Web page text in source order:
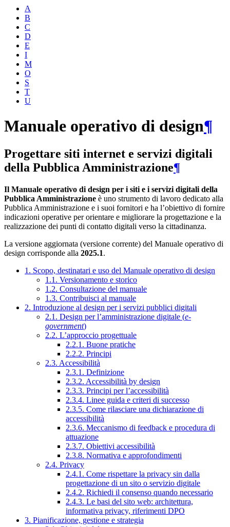
A
B
C
D
E
I
M
O
S
T
U
Manuale operativo di design¶
Progettare siti internet e servizi digitali
della Pubblica Amministrazione¶
Il Manuale operativo di design per i siti e i servizi digitali della
Pubblica Amministrazione è uno strumento di lavoro dedicato alla
Pubblica Amministrazione e i suoi fornitori e ha l’obiettivo di fornire
indicazioni operative per orientare e migliorare la progettazione e la
realizzazione dei punti di contatto digitali verso la cittadinanza.
La versione aggiornata (versione corrente) del Manuale operativo di
design corrisponde alla 2025.1.
1. Scopo, destinatari e uso del Manuale operativo di design
1.1. Versionamento e storico
1.2. Consultazione del manuale
1.3. Contribuisci al manuale
2. Introduzione al design per i servizi pubblici digitali
2.1. Design per l’amministrazione digitale (e-
government)
2.2. L’approccio progettuale
2.2.1. Buone pratiche
2.2.2. Principi
2.3. Accessibilità
2.3.1. Definizione
2.3.2. Accessibilità by design
2.3.3. Principi per l’accessibilità
2.3.4. Linee guida e criteri di successo
2.3.5. Come rilasciare una dichiarazione di
accessibilità
2.3.6. Meccanismo di feedback e procedura di
attuazione
2.3.7. Obiettivi accessibilità
2.3.8. Normativa e approfondimenti
2.4. Privacy
2.4.1. Come rispettare la privacy sin dalla
progettazione di un sito o servizio digitale
2.4.2. Richiedi il consenso quando necessario
2.4.3. Le basi del sito web: architettura,
informativa privacy, riferimenti DPO
3. Pianificazione, gestione e strategia